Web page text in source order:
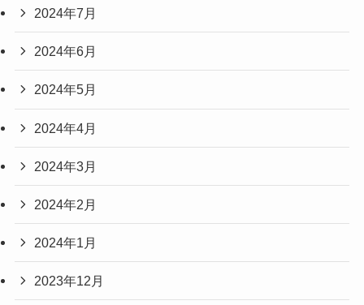
2024年7月
2024年6月
2024年5月
2024年4月
2024年3月
2024年2月
2024年1月
2023年12月